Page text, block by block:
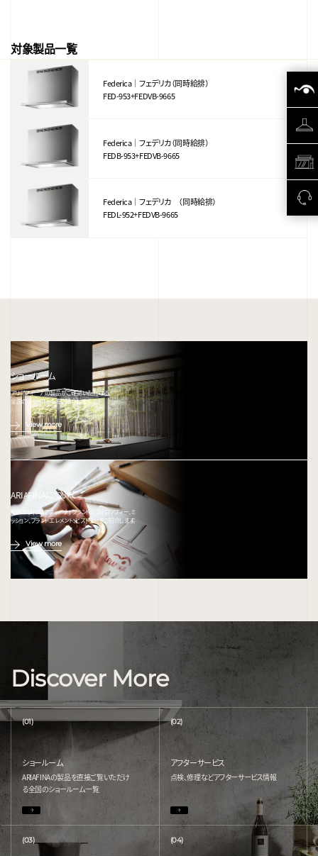
対象製品一覧
Federica｜フェデリカ（同時給排）
FED-953+FEDVB-9665
Federica｜フェデリカ（同時給排）
FEDB-953+FEDVB-9665
Federica｜フェデリカ （同時給排）
FEDL-952+FEDVB-9665
ショールーム
アリアフィーナの製品がご確認いただける、
全国のショールームをご紹介します。
View more
ARIAFINAについて
ARIAFINA(アリアフィーナ) ブランドのフィロソフィー、ミ
ッション、ブランドエレメント、ヒストリーをご紹介します。
View more
Discover More
(01)
ショールーム
ARIAFINAの製品を直接ご覧いただけ
る全国のショールーム一覧
(02)
アフターサービス
点検、修理などアフターサービス情報
(03) (04)